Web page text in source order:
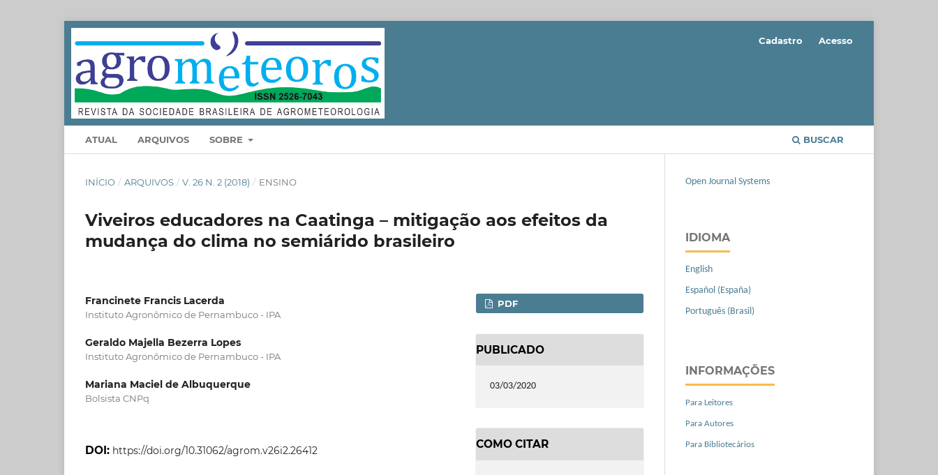
ATUAL ARQUIVOS SOBRE BUSCAR
Cadastro Acesso
INÍCIO / ARQUIVOS / V. 26 N. 2 (2018) / ENSINO
Viveiros educadores na Caatinga – mitigação aos efeitos da
mudança do clima no semiárido brasileiro
Francinete Francis Lacerda
Instituto Agronômico de Pernambuco - IPA
Geraldo Majella Bezerra Lopes
Instituto Agronômico de Pernambuco - IPA
Mariana Maciel de Albuquerque
Bolsista CNPq
DOI: https://doi.org/10.31062/agrom.v26i2.26412
PDF
PUBLICADO
03/03/2020
COMO CITAR
Open Journal Systems
IDIOMA
English
Español (España)
Português (Brasil)
INFORMAÇÕES
Para Leitores
Para Autores
Para Bibliotecários